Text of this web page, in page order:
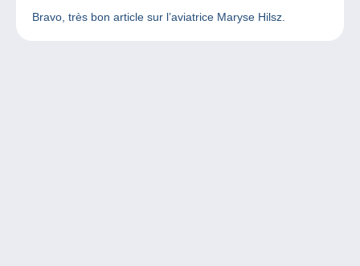
Bravo, très bon article sur l’aviatrice Maryse Hilsz.